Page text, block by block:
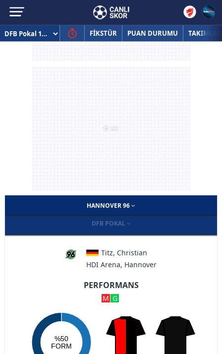
FİKSTÜR PUAN DURUMU TAKIMLAR
HANNOVER 96
DFB POKAL
Titz, Christian
HDI Arena, Hannover
PERFORMANS
M G
%50
FORM